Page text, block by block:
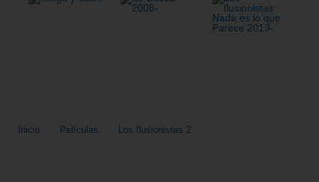
Inicio Películas Los Ilusionistas 2